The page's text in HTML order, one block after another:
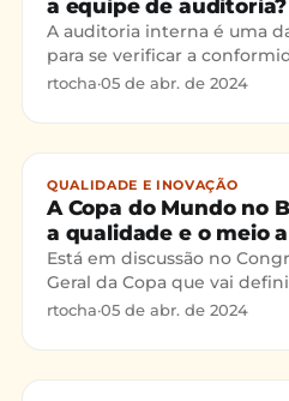
a equipe de auditoria?
A auditoria interna é uma
para se verificar a
SGQ(https://
rtocha·05 de abr. de 2024
QUALIDADE E INOVAÇÃO
A Copa do Mundo no
a qualidade e o meio
Está em discussão no
Geral da Copa que vai
realização desse evento
rtocha·05 de abr. de 2024